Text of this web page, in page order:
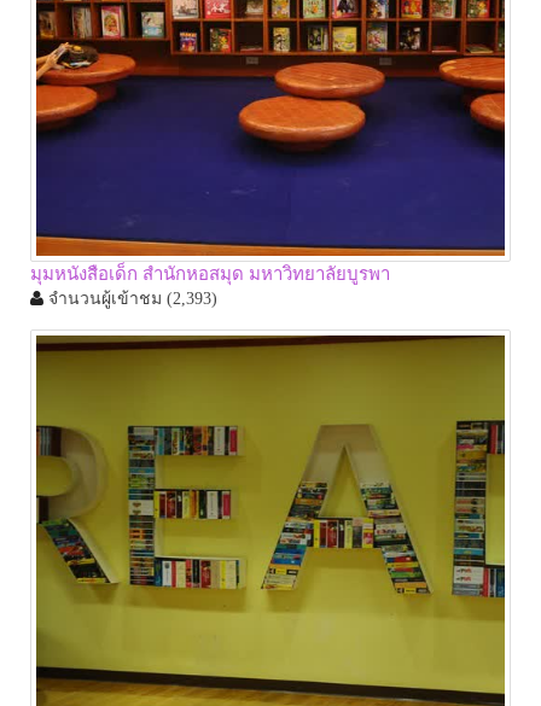
มุมหนังสือเด็ก สำนักหอสมุด มหาวิทยาลัยบูรพา
จำนวนผู้เข้าชม (2,393)